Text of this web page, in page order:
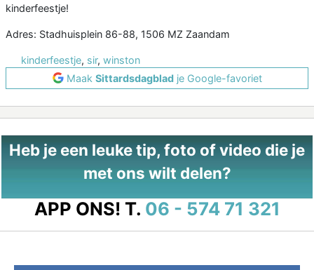
kinderfeestje!
Adres: Stadhuisplein 86-88, 1506 MZ Zaandam
kinderfeestje, sir, winston
Maak Sittardsdagbladje Google-favoriet
Heb je een leuke tip, foto of video die je
met ons wilt delen?
APP ONS! T. 06 - 574 71 321